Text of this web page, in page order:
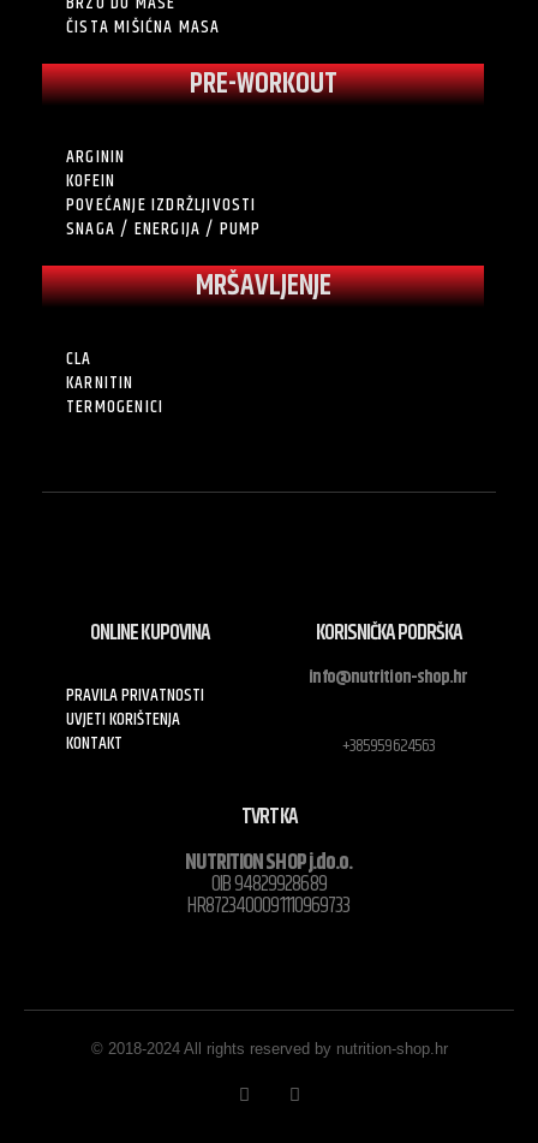
ČISTA MIŠIĆNA MASA
PRE-WORKOUT
ARGININ
KOFEIN
POVEĆANJE IZDRŽLJIVOSTI
SNAGA / ENERGIJA / PUMP
MRŠAVLJENJE
CLA
KARNITIN
TERMOGENICI
ONLINE KUPOVINA
PRAVILA PRIVATNOSTI
UVJETI KORIŠTENJA
KONTAKT
KORISNIČKA PODRŠKA
info@nutrition-shop.hr
+385959624563
TVRTKA
NUTRITION SHOP j.do.o.
OIB 94829928689
HR8723400091110969733
© 2018-2024 All rights reserved by nutrition-shop.hr